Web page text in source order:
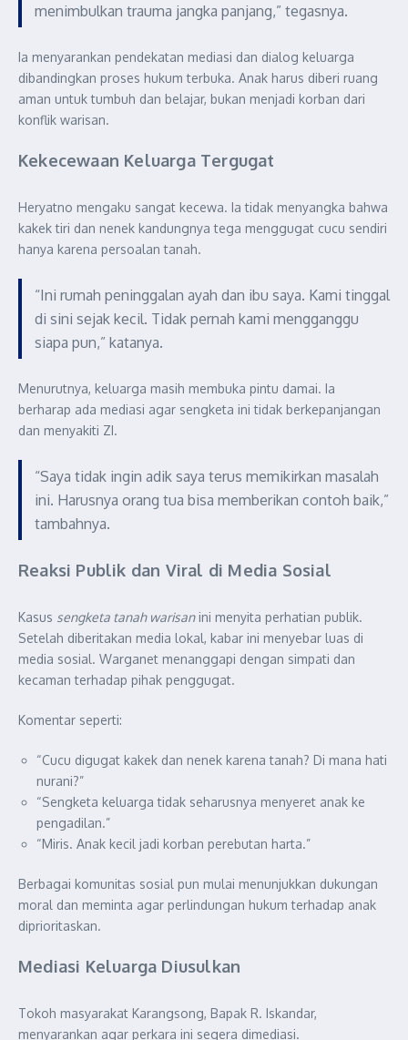
menimbulkan trauma jangka panjang,” tegasnya.
Ia menyarankan pendekatan mediasi dan dialog keluarga
dibandingkan proses hukum terbuka. Anak harus diberi ruang
aman untuk tumbuh dan belajar, bukan menjadi korban dari
konflik warisan.
Kekecewaan Keluarga Tergugat
Heryatno mengaku sangat kecewa. Ia tidak menyangka bahwa
kakek tiri dan nenek kandungnya tega menggugat cucu sendiri
hanya karena persoalan tanah.
“Ini rumah peninggalan ayah dan ibu saya. Kami tinggal
di sini sejak kecil. Tidak pernah kami mengganggu
siapa pun,” katanya.
Menurutnya, keluarga masih membuka pintu damai. Ia
berharap ada mediasi agar sengketa ini tidak berkepanjangan
dan menyakiti ZI.
“Saya tidak ingin adik saya terus memikirkan masalah
ini. Harusnya orang tua bisa memberikan contoh baik,”
tambahnya.
Reaksi Publik dan Viral di Media Sosial
Kasus sengketa tanah warisanini menyita perhatian publik.
Setelah diberitakan media lokal, kabar ini menyebar luas di
media sosial. Warganet menanggapi dengan simpati dan
kecaman terhadap pihak penggugat.
Komentar seperti:
“Cucu digugat kakek dan nenek karena tanah? Di mana hati
nurani?”
“Sengketa keluarga tidak seharusnya menyeret anak ke
pengadilan.”
“Miris. Anak kecil jadi korban perebutan harta.”
Berbagai komunitas sosial pun mulai menunjukkan dukungan
moral dan meminta agar perlindungan hukum terhadap anak
diprioritaskan.
Mediasi Keluarga Diusulkan
Tokoh masyarakat Karangsong, Bapak R. Iskandar,
menyarankan agar perkara ini segera dimediasi.